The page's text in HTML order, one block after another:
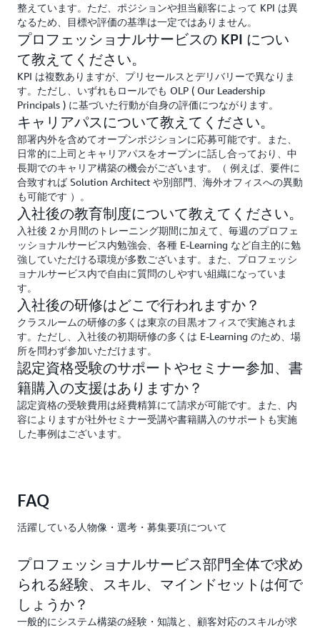
プロフェッショナルサービス組織として資料の共有や勉強会の
開催、各種コミュニケーションツールの活用という形でナレッ
ジシェアの取り組みをしています。また、社内では周囲のコン
サルタントに気軽に質問できる環境となっています。
日常業務で英語はどのくらい使用するのでし
ょうか？
多くの場合日本のお客様とは日本語で仕事をしますが、グロー
バルプロジェクトを担当する場合、海外のお客様や AWS メン
バーと英語でのコミュニケーションが必要となることもありま
す。英語の使用は必須ではありませんが、ビジネスレベルの英
語力をお持ちの方は歓迎しています。
整えています。ただ、ポジションや担当顧客によって KPI は異
なるため、目標や評価の基準は一定ではありません。
プロフェッショナルサービスの KPI につい
て教えてください。
KPI は複数ありますが、プリセールスとデリバリーで異なりま
す。ただし、いずれもロールでも OLP ( Our Leadership
Principals ) に基づいた行動が自身の評価につながります。
キャリアパスについて教えてください。
部署内外を含めてオープンポジションに応募可能です。また、
日常的に上司とキャリアパスをオープンに話し合っており、中
長期でのキャリア構築の機会がございます。（ 例えば、要件に
合致すれば Solution Architect や別部門、海外オフィスへの異動
も可能です ）。
入社後の教育制度について教えてください。
入社後 2 か月間のトレーニング期間に加えて、毎週のプロフェ
ッショナルサービス内勉強会、各種 E-Learning など自主的に勉
強していただける環境が多数ございます。また、プロフェッシ
ョナルサービス内で自由に質問のしやすい組織になっていま
す。
入社後の研修はどこで行われますか？
クラスルームの研修の多くは東京の目黒オフィスで実施されま
す。ただし、入社後の初期研修の多くは E-Learning のため、場
所を問わず参加いただけます。
認定資格受験のサポートやセミナー参加、書
籍購入の支援はありますか？
認定資格の受験費用は経費精算にて請求が可能です。また、内
容によりますが社外セミナー受講や書籍購入のサポートも実施
した事例はございます。
FAQ
活躍している人物像・選考・募集要項について
プロフェッショナルサービス部門全体で求め
られる経験、スキル、マインドセットは何で
しょうか？
一般的にシステム構築の経験・知識と、顧客対応のスキルが求